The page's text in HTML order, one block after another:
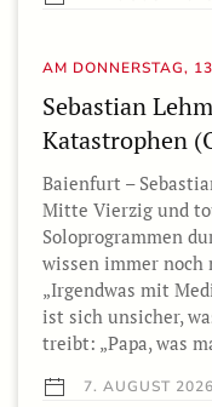
AM DONNERSTAG,
Sebastian
Katastrophen
Baienfurt –
Mitte Vierzig und
Soloprogrammen
wissen immer noch
„Irgendwas mit
ist sich unsicher,
treibt: „Papa, was
7. AUGUST 2026